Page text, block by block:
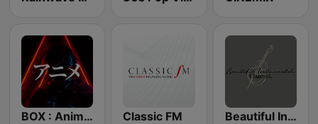
BOX : Anime Radio -アニメラジオ Classic FM Beautiful Instrumentals Channel